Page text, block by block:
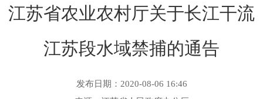
江苏省农业农村厅关于长江干流
江苏段水域禁捕的通告
发布日期：2020-08-06 16:46